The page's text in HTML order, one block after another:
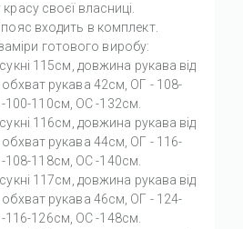
своєї власниці.
входить в комплект.
готового виробу:
115см, довжина рукава від
рукава 42см, ОГ - 108-
100-110см, OC -132см.
116см, довжина рукава від
рукава 44см, ОГ - 116-
108-118см, OC -140см.
117см, довжина рукава від
рукава 46см, ОГ - 124-
116-126см, OC -148см.